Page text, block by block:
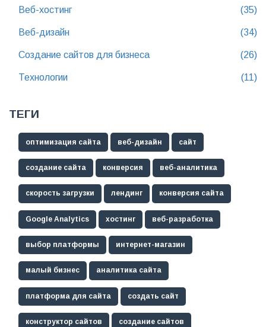
Веб-хостинг (35)
Веб-дизайн (34)
Создание сайтов для бизнеса (26)
Технологии (11)
ТЕГИ
оптимизация сайта веб-дизайн сайт
создание сайта конверсия веб-аналитика
скорость загрузки лендинг конверсия сайта
Google Analytics хостинг веб-разработка
выбор платформы интернет-магазин
малый бизнес аналитика сайта
платформа для сайта создать сайт
конструктор сайтов создание сайтов